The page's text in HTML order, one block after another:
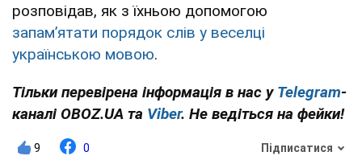
розповідав, як з їхньою допомогою
запам’ятати порядок слів у веселці
українською мовою.
Тільки перевірена інформація в нас у Telegram-
каналі OBOZ.UA та Viber. Не ведіться на фейки!
9 0 Підписатися